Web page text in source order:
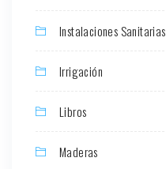
Instalaciones Sanitarias
Irrigación
Libros
Maderas